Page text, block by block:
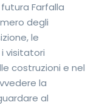
Farfalla
degli
le
visitatori
costruzioni e nel
la
al